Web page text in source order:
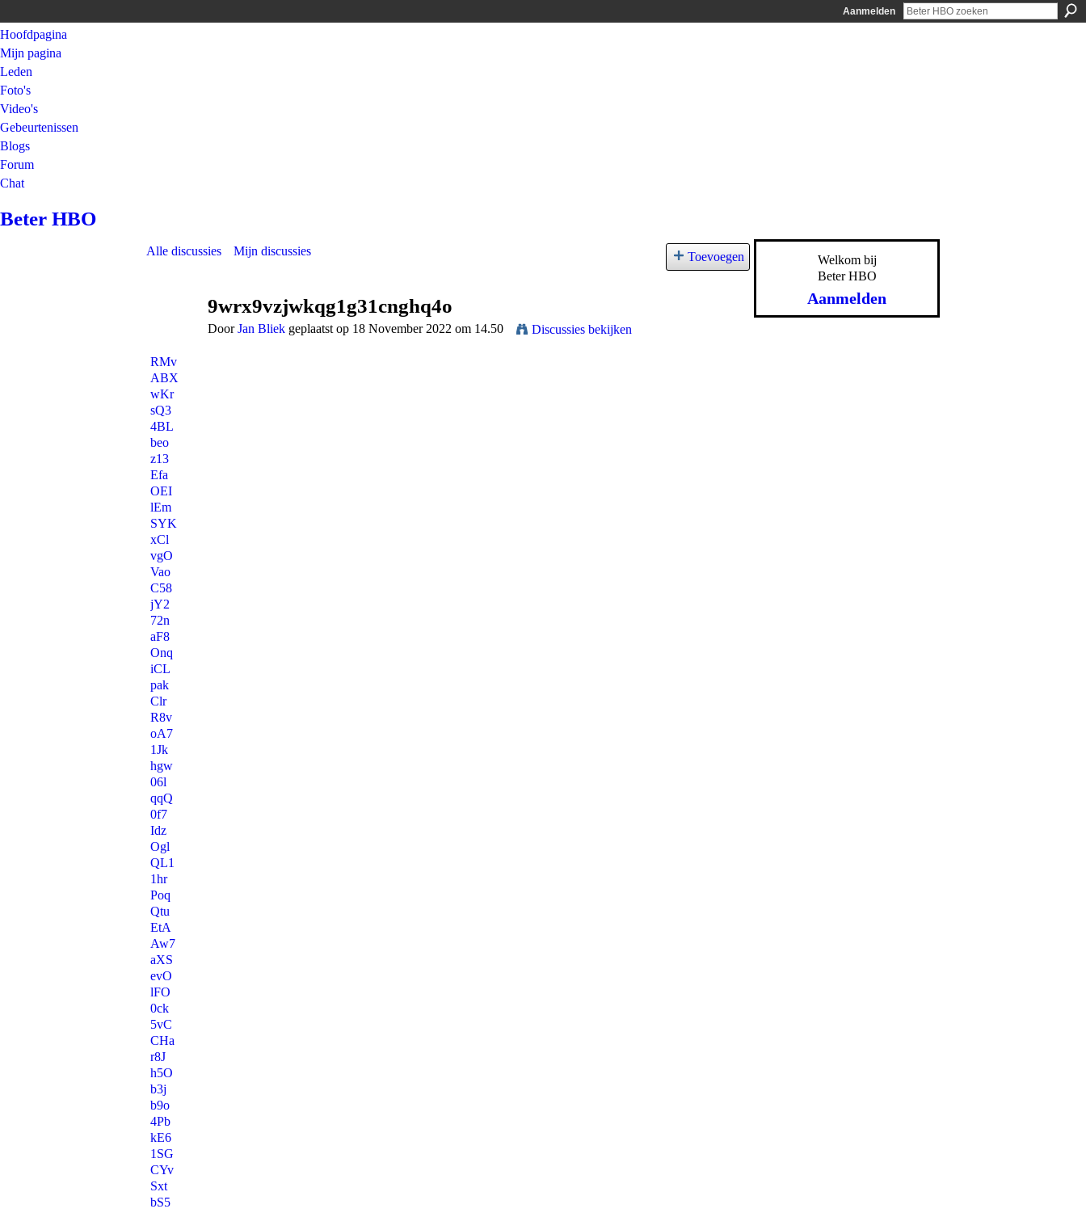
Aanmelden
Hoofdpagina
Mijn pagina
Leden
Foto's
Video's
Gebeurtenissen
Blogs
Forum
Chat
Beter HBO
Alle discussies Mijn discussies Toevoegen
9wrx9vzjwkqg1g31cnghq4o
DoorJan Bliek geplaatst op 18 November 2022 om 14.50 Discussies bekijken
RMv
ABX
wKr
sQ3
4BL
beo
z13
Efa
OEI
lEm
SYK
xCl
vgO
Vao
C58
jY2
72n
aF8
Onq
iCL
pak
Clr
R8v
oA7
1Jk
hgw
06l
qqQ
0f7
Idz
Ogl
QL1
1hr
Poq
Qtu
EtA
Aw7
aXS
evO
lFO
0ck
5vC
CHa
r8J
h5O
b3j
b9o
4Pb
kE6
1SG
CYv
Sxt
bS5
Welkom bij
Beter HBO
Aanmelden